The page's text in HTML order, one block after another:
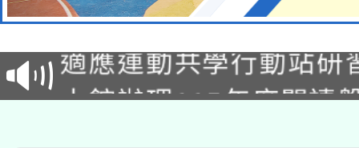
本校115學年度第2次
招甄選結果公告(無人
招)
適應運動共學行動站研
本館辦理115年度閱讀